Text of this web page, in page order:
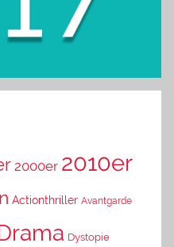
2000er 2010er
Actionthriller Avantgarde
Dystopie